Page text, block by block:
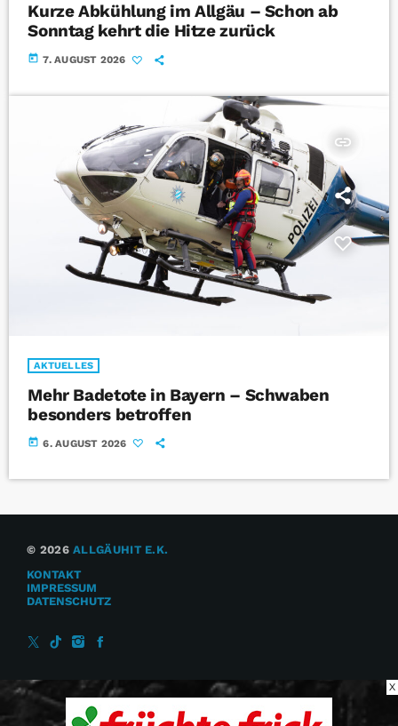
Kurze Abkühlung im Allgäu – Schon ab
Sonntag kehrt die Hitze zurück
today 7. AUGUST 2026
insert_link
AKTUELLES
Mehr Badetote in Bayern – Schwaben
besonders betroffen
today 6. AUGUST 2026
© 2026ALLGÄUHIT E.K.
KONTAKT
IMPRESSUM
DATENSCHUTZ
X